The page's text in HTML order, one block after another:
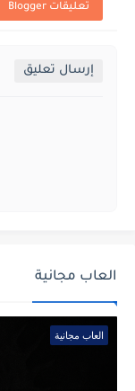
تعليقات Blogger
إرسال تعليق
العاب مجانية
العاب مجانية